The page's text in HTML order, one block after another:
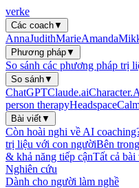
verke
Các coach▼
AnnaJudithMarieAmanda
Phương pháp▼
So sánh các phương pháp trị
So sánh▼
ChatGPTClaude.ai
person therapyHeadspace
Bài viết▼
Còn hoài nghi về AI
trị liệu với con ngườiBên
& khả năng tiếp cậnTất cả
Nghiên cứu
Dành cho người làm nghề